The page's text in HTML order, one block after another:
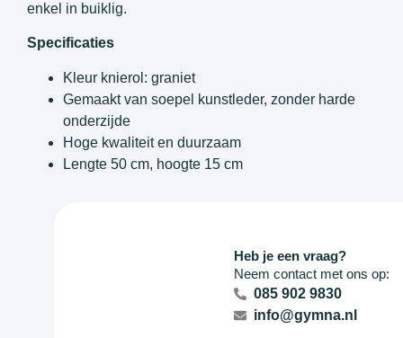
enkel in buiklig.
Specificaties
Kleur knierol: graniet
Gemaakt van soepel kunstleder, zonder harde
onderzijde
Hoge kwaliteit en duurzaam
Lengte 50 cm, hoogte 15 cm
Heb je een vraag?
Neem contact met ons op:
085 902 9830
info@gymna.nl